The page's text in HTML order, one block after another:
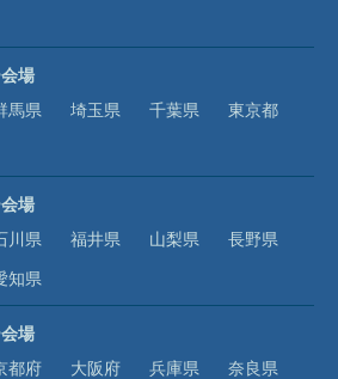
場
馬県 埼玉県 千葉県
東京都
場
川県 福井県 山梨県
長野県
知県
場
都府 大阪府 兵庫県
奈良県